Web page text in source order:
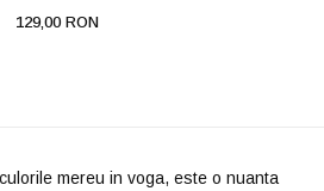
129,00 RON
mereu in voga, este o nuanta